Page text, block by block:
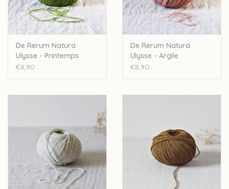
De Rerum Natura
Ulysse - Printemps
€8,90
De Rerum Natura
Ulysse - Argile
€8,90